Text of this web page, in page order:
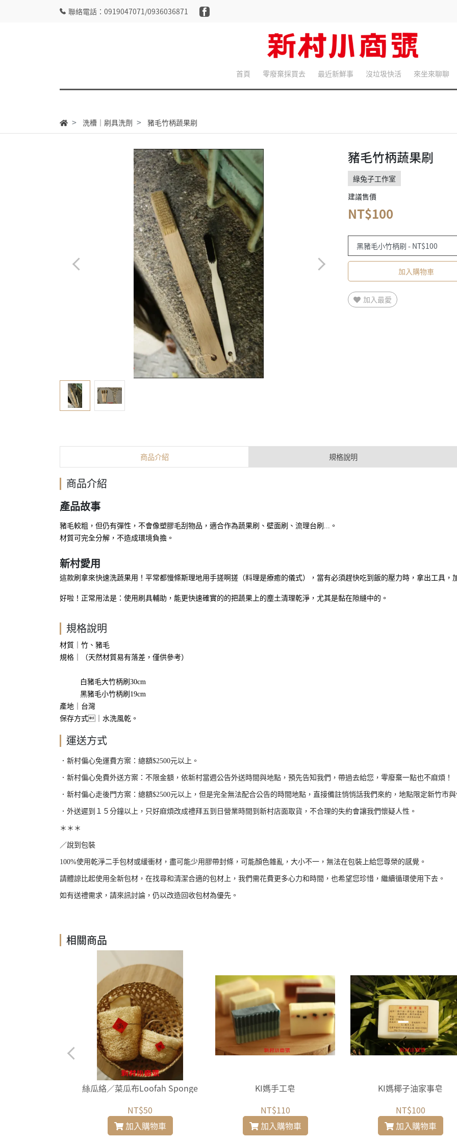
聯絡電話：0919047071/0936036871
首頁 零廢棄採買去 最近新鮮事 沒垃圾快活 來坐來聊聊
洗槽｜刷具洗劑 豬毛竹柄蔬果刷
豬毛竹柄蔬果刷
綠兔子工作室
建議售價
NT$100
加入購物車
加入最愛
商品介紹 規格說明
商品介紹
產品故事
豬毛較粗，但仍有彈性，不會像塑膠毛刮物品，適合作為蔬果刷、壁面刷、流理台刷... 。
材質可完全分解，不造成環境負擔。
新村愛用
這款刷拿來快速洗蔬果用！平常都慢條斯理地用手搓啊搓（料理是療癒的儀式），當有必須趕快吃到飯的壓力時，拿出工具，
好啦！正常用法是：使用刷具輔助，能更快速確實的的把蔬果上的塵土清理乾淨，尤其是黏在隙縫中的。
規格說明
材質｜竹、豬毛
規格｜
（天然材質易有落差，僅供參考）
白豬毛大竹柄刷30cm
黑豬毛小竹柄刷19cm
產地｜台灣
保存方式｜水洗風乾。
運送方式
．新村偏心免運費方案：總額$2500元以上。
．新村偏心免費外送方案：不限金額，依新村當週公告外送時間與地點，預先告知我們，帶過去給您，零廢棄一點也不麻煩！
．新村偏心走後門方案：總額$2500元以上，但是完全無法配合公告的時間地點，直接備註悄悄話我們來約，地點限定新竹市
．外送遲到１５分鐘以上，只好麻煩改成禮拜五到日營業時間到新村店面取貨，不合理的失約會讓我們懷疑人性。
＊＊＊
／說到包裝
100%使用乾淨二手包材或緩衝材，盡可能少用膠帶封條，可能顏色雜亂，大小不一，無法在包裝上給您尊榮的感覺。
請體諒比起使用全新包材，在找尋和清潔合適的包材上，我們需花費更多心力和時間，也希望您珍惜，繼續循環使用下去。
如有送禮需求，請來訊討論，仍以改造回收包材為優先。
相關商品
絲瓜絡／菜瓜布Loofah Sponge
NT$50
加入購物車
KI媽手工皂
NT$110
加入購物車
KI媽椰子油家事皂
NT$100
加入購物車